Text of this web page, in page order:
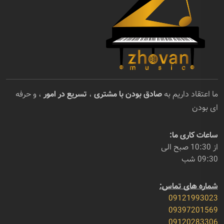
ما اعتقاد داریم به صادق بودن با مشتری ، تسریع در امور ، و حرفه
ای بودن
ساعات کاری ما:
از 10:30 صبح الی
09:30 شب
شماره های تماس:
09121993023
09397201569